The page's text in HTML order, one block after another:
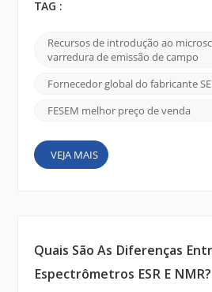
nas menores escalas. Uma
de varredura por emissão de
CIQTEK SEM5000 se destaca
de imagem superiores e
postagem do bl...
TAG :
Recursos de introdução ao
varredura de emissão de campo
Fornecedor global do fabricante
FESEM melhor preço de venda
VEJA MAIS
Quais São As Diferenças
Espectrômetros ESR E NMR?